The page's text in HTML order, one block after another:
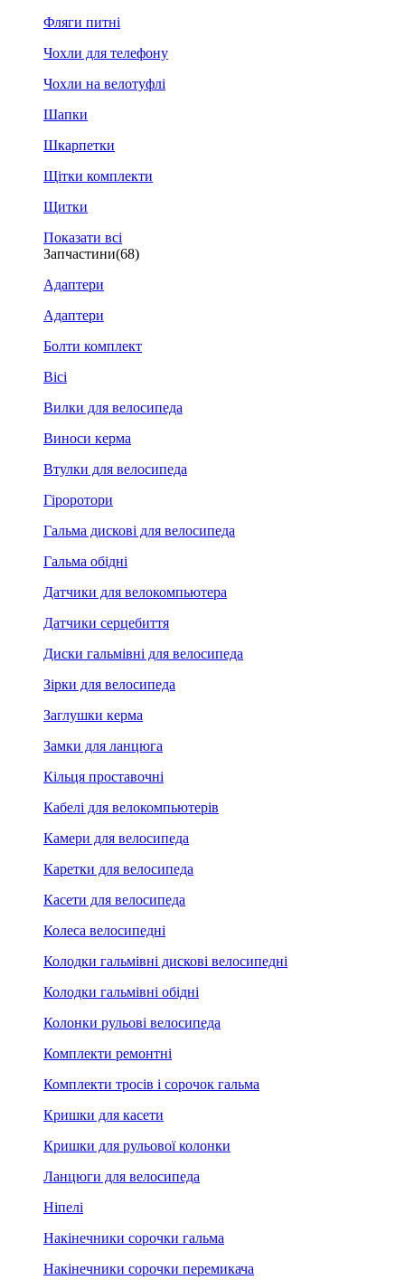
Фляги питні
Чохли для телефону
Чохли на велотуфлі
Шапки
Шкарпетки
Щітки комплекти
Щитки
Показати всі
Запчастини(68)
Адаптери
Адаптери
Болти комплект
Вісі
Вилки для велосипеда
Виноси керма
Втулки для велосипеда
Гіроротори
Гальма дискові для велосипеда
Гальма обідні
Датчики для велокомпьютера
Датчики серцебиття
Диски гальмівні для велосипеда
Зірки для велосипеда
Заглушки керма
Замки для ланцюга
Кільця проставочні
Кабелі для велокомпьютерів
Камери для велосипеда
Каретки для велосипеда
Касети для велосипеда
Колеса велосипедні
Колодки гальмівні дискові велосипедні
Колодки гальмівні обідні
Колонки рульові велосипеда
Комплекти ремонтні
Комплекти тросів і сорочок гальма
Кришки для касети
Кришки для рульової колонки
Ланцюги для велосипеда
Ніпелі
Накінечники сорочки гальма
Накінечники сорочки перемикача